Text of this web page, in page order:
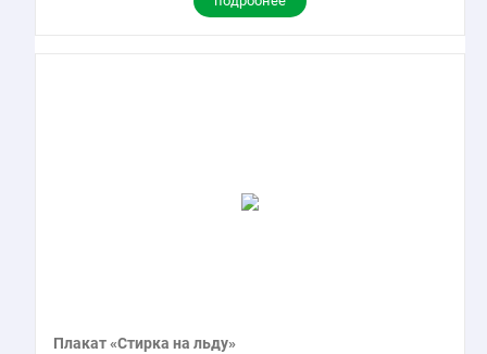
Плакат «Стирка на льду»